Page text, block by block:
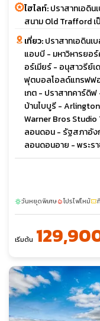
ไฮไลท์:ปราสาทเอดิน
สนาม Old Trafford
เที่ยว:ปราสาทเอดิน
แอบบี - มหาวิหารยอ
อร์เมียร์ - อนุสาวรีย์
ฟุตบอลโอลด์แทรฟฟอ
เกต - ปราสาทคาร์ดิฟ
บ้านไบบูรี -
Warner Bros
ลอนดอน - รัฐสภาอัง
ลอนดอนอาย - พระร
sunnyวันหยุดพิเศษlocal_fire_departmentโปรไฟไหม้confirmation_number
เริ่มต้น